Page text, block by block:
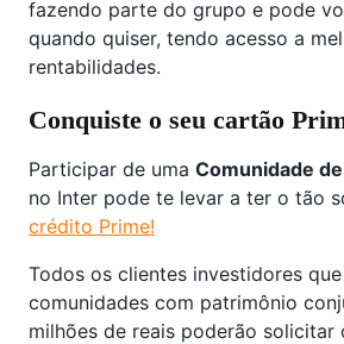
fazendo parte do grupo e pode
quando quiser, tendo acesso a
rentabilidades.
Conquiste o seu cartão
Participar de uma Comunidade
no Inter pode te levar a ter o tão
crédito Prime!
Todos os clientes investidores
comunidades com patrimônio
milhões de reais poderão solicitar